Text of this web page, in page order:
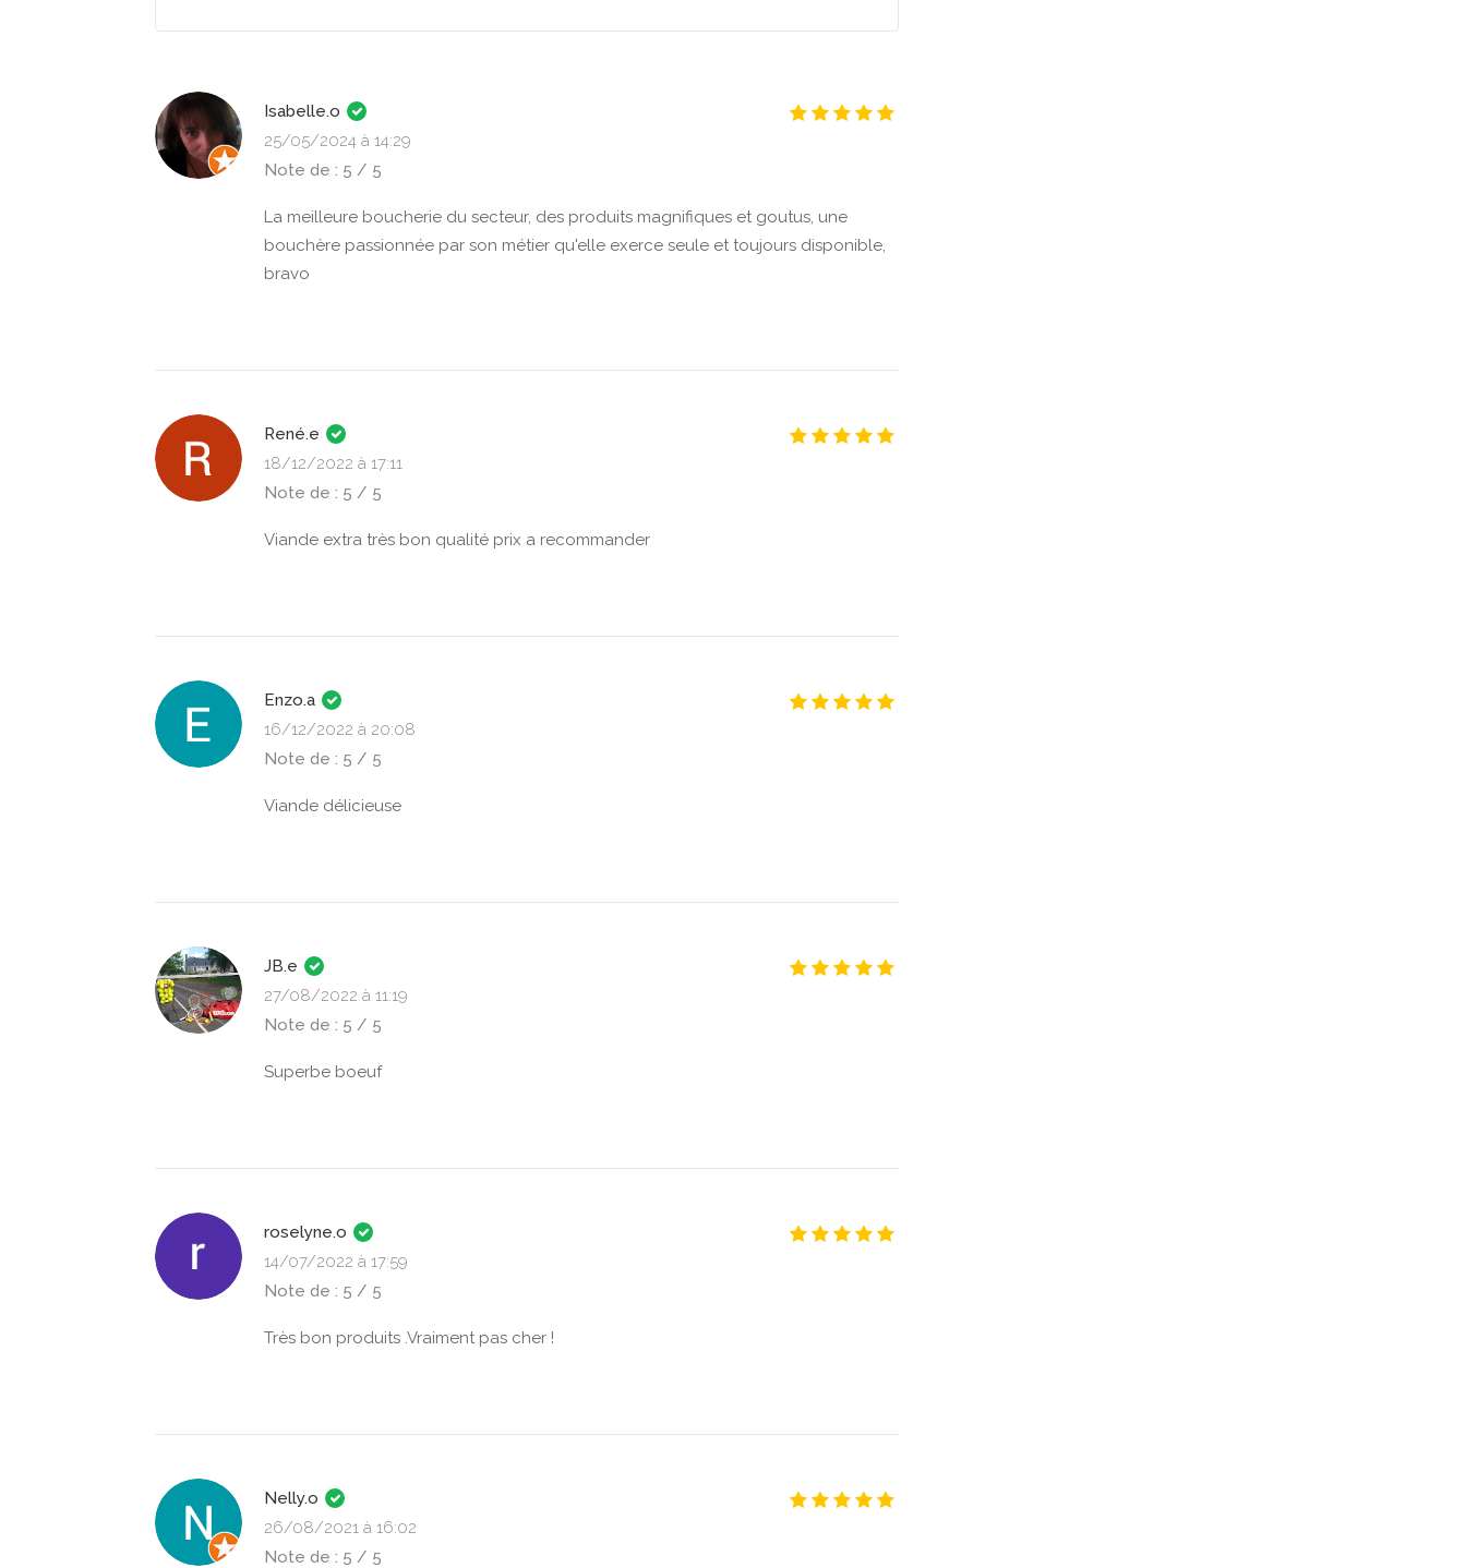
Isabelle.o
25/05/2024 à 14:29
Note de : 5 / 5
La meilleure boucherie du secteur, des produits magnifiques et goutus, une
bouchère passionnée par son métier qu'elle exerce seule et toujours disponible,
bravo
René.e
18/12/2022 à 17:11
Note de : 5 / 5
Viande extra très bon qualité prix a recommander
Enzo.a
16/12/2022 à 20:08
Note de : 5 / 5
Viande délicieuse
JB.e
27/08/2022 à 11:19
Note de : 5 / 5
Superbe boeuf
roselyne.o
14/07/2022 à 17:59
Note de : 5 / 5
Très bon produits .Vraiment pas cher !
Nelly.o
26/08/2021 à 16:02
Note de : 5 / 5